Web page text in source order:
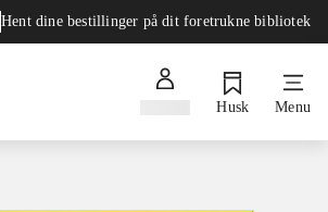
Hent dine bestillinger på dit foretrukne bibliotek
Husk Menu